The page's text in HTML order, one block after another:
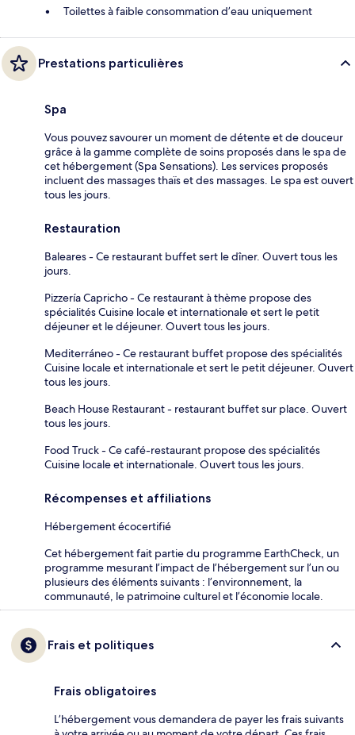
Toilettes à faible consommation d’eau uniquement
Prestations particulières
Spa
Vous pouvez savourer un moment de détente et de douceur
grâce à la gamme complète de soins proposés dans le spa de
cet hébergement (Spa Sensations). Les services proposés
incluent des massages thaïs et des massages. Le spa est ouvert
tous les jours.
Restauration
Baleares - Ce restaurant buffet sert le dîner. Ouvert tous les
jours.
Pizzería Capricho - Ce restaurant à thème propose des
spécialités Cuisine locale et internationale et sert le petit
déjeuner et le déjeuner. Ouvert tous les jours.
Mediterráneo - Ce restaurant buffet propose des spécialités
Cuisine locale et internationale et sert le petit déjeuner. Ouvert
tous les jours.
Beach House Restaurant - restaurant buffet sur place. Ouvert
tous les jours.
Food Truck - Ce café-restaurant propose des spécialités
Cuisine locale et internationale. Ouvert tous les jours.
Récompenses et affiliations
Hébergement écocertifié
Cet hébergement fait partie du programme EarthCheck, un
programme mesurant l’impact de l’hébergement sur l’un ou
plusieurs des éléments suivants : l’environnement, la
communauté, le patrimoine culturel et l’économie locale.
Frais et politiques
Frais obligatoires
L’hébergement vous demandera de payer les frais suivants